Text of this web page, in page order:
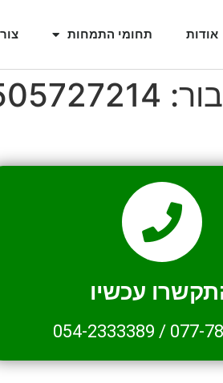
אודות תחומי התמחות
עכשיו
077-
/
054-2333389